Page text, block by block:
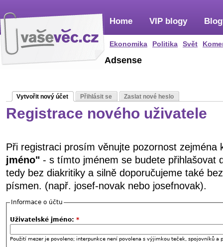
Home
Ekonomika Politika Svět
VIP blogy
Adsense
Vytvořit nový účet Přihlásit se Zaslat nové heslo
Registrace nového uživatele
Při registraci prosím věnujte pozornost zejména
jméno" - s tímto jménem se budete přihlašovat
tedy bez diakritiky a silně doporučujeme také
písmen. (např. josef-novak nebo josefnovak).
Informace o účtu
Uživatelské jméno: *
Použití mezer je povoleno; interpunkce není povolena s výjimkou teček, spojovníků a